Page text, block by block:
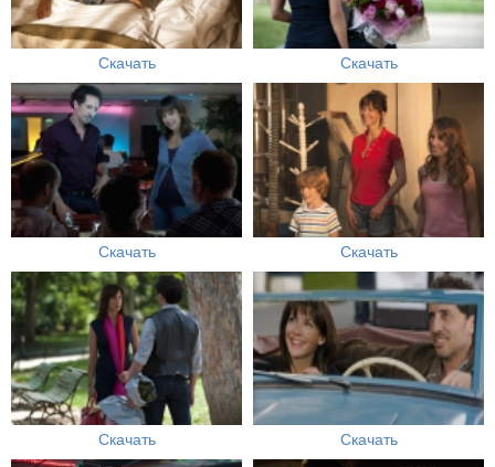
Скачать Скачать
Скачать Скачать
Скачать Скачать